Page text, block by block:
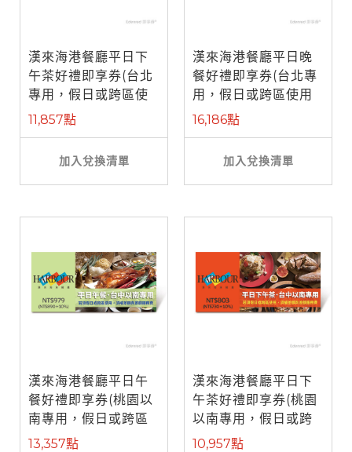
漢來海港餐廳平日下
午茶好禮即享券(台北
專用，假日或跨區使
用需補差額)
11,857點
加入兌換清單
漢來海港餐廳平日晚
餐好禮即享券(台北專
用，假日或跨區使用
需補差額)
16,186點
加入兌換清單
漢來海港餐廳平日午
餐好禮即享券(桃園以
南專用，假日或跨區
使用補需差 ...
13,357點
漢來海港餐廳平日下
午茶好禮即享券(桃園
以南專用，假日或跨
區使用補需 ...
10,957點